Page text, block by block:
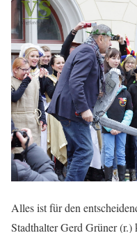
Alles ist für den
Stadthalter Gerd Grüner (r.)